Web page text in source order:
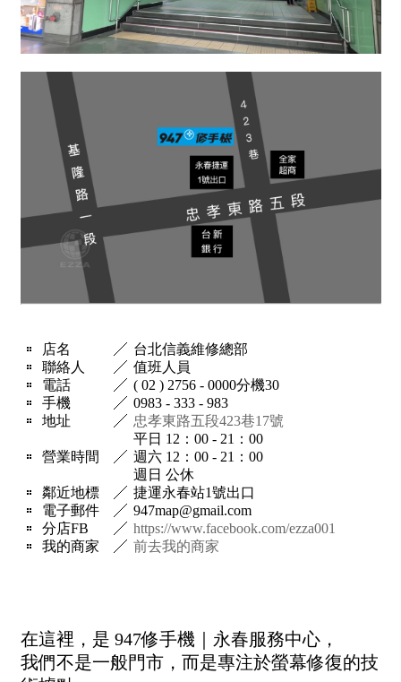
店名
台北信義維修總部
聯絡人
值班人員
電話
( 02 ) 2756 - 0000分機30
手機
0983 - 333 - 983
地址
忠孝東路五段423巷17號
營業時間
平日 12：00 - 21：00
週六 12：00 - 21：00
週日 公休
鄰近地標
捷運永春站1號出口
電子郵件
947map@gmail.com
分店FB
https://www.facebook.com/ezza001
我的商家
前去我的商家
在這裡，是 947修手機｜永春服務中心，
我們不是一般門市，而是專注於螢幕修復的技